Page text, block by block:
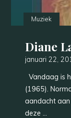
Muziek
Diane
januari 22,
Vandaag is
(1965).
aandacht aan
deze …